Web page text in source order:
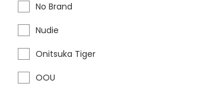
No Brand
Nudie
Onitsuka Tiger
OOU